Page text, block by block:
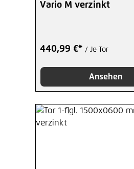
Vario M verzinkt
440,99 €* / Je Tor
Ansehen